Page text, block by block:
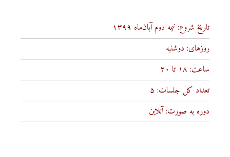
تاریخ شروع: نیمه دوم آبان‌ماه ۱۳۹۹
روزهای: دوشنبه‌
ساعت: ۱۸ تا ۲۰
تعداد کل جلسات: ۵
دوره به صورت: آنلاین